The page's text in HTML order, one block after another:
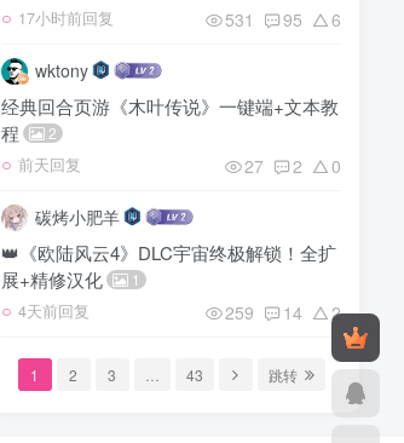
17小时前回复 531 95 6
wktony
经典回合页游《木叶传说》一键端+文本教
程
2
前天回复 27 2 0
碳烤小肥羊
👑《欧陆风云4》DLC宇宙终极解锁！全扩
展+精修汉化
1
4天前回复 259 14 2
1 2 3 43 跳转